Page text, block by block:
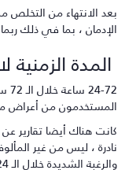
الانتهاء من التخلص
، بما في ذلك ربما
الزمنية
24-72
من أعراض
هناك أيضا تقارير عن
، ليس من غير المألوف